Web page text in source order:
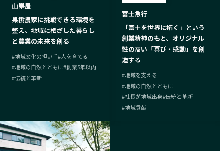
山果屋
果樹農家に挑戦できる環境を
整え、地域に根ざした暮らし
と農業の未来を創る
#地域文化の担い手#人を育てる
#地域の自然とともに#創業5年以内
#伝統と革新
富士急行
「富士を世界に拓く」という
創業精神のもと、オリジナル
性の高い「喜び・感動」を創
造する
#地域を支える
#地域の自然とともに
#社長が地域出身#伝統と革新
#地域貢献